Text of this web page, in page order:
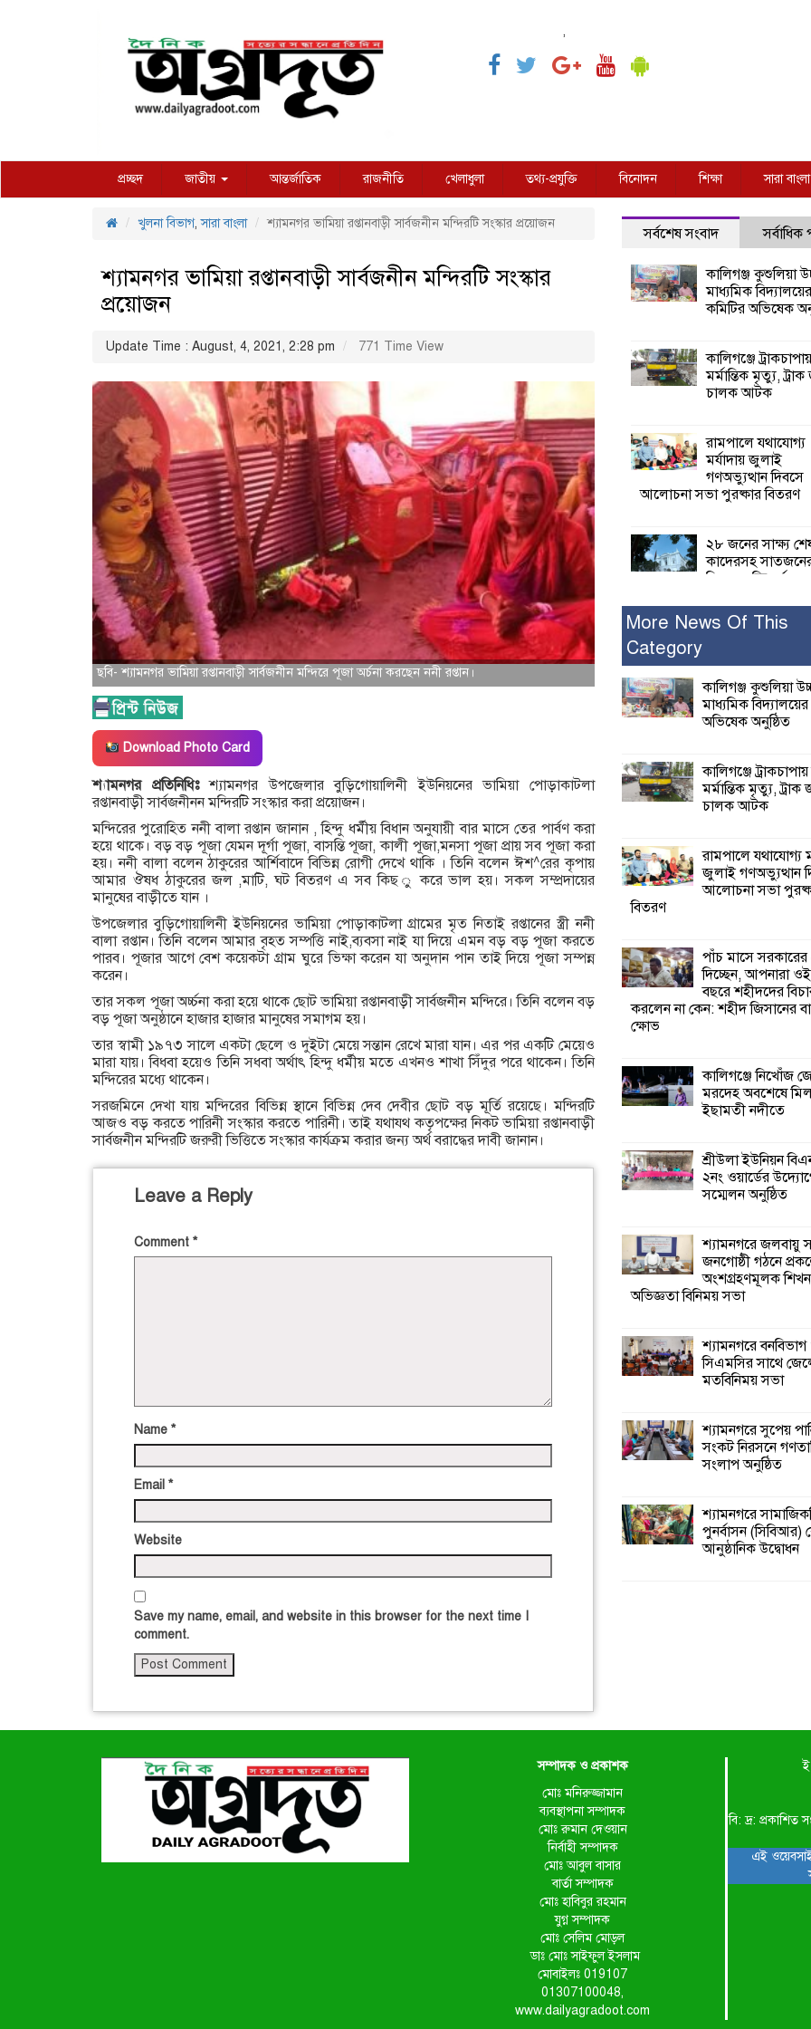
,
প্রচ্ছদ জাতীয় আন্তর্জাতিক রাজনীতি খেলাধুলা তথ্য-প্রযুক্তি বিনোদন শিক্ষা সারা বাংলা
খুলনা বিভাগ,সারা বাংলা শ্যামনগর ভামিয়া রপ্তানবাড়ী সার্বজনীন মন্দিরটি সংস্কার প্রয়োজন
শ্যামনগর ভামিয়া রপ্তানবাড়ী সার্বজনীন মন্দিরটি সংস্কার
প্রয়োজন
Update Time : August, 4, 2021, 2:28 pm 771 Time View
ছবি- শ্যামনগর ভামিয়া রপ্তানবাড়ী সার্বজনীন মন্দিরে পূজা অর্চনা করছেন ননী রপ্তান।
Download Photo Card
শ্যামনগর প্রতিনিধিঃশ্যামনগর উপজেলার বুড়িগোয়ালিনী ইউনিয়নের ভামিয়া পোড়াকাটলা
রপ্তানবাড়ী সার্বজনীনন মন্দিরটি সংস্কার করা প্রয়োজন।
মন্দিরের পুরোহিত ননী বালা রপ্তান জানান , হিন্দু ধর্মীয় বিধান অনুযায়ী বার মাসে তের পার্বণ করা
হয়ে থাকে। বড় বড় পূজা যেমন দূর্গা পূজা, বাসন্তি পূজা, কালী পূজা,মনসা পূজা প্রায় সব পূজা করা
হয়। ননী বালা বলেন ঠাকুরের আর্শিবাদে বিভিন্ন রোগী দেখে থাকি । তিনি বলেন ঈশ^রের কৃপায়
আমার ঔষধ ঠাকুরের জল ,মাটি, ঘট বিতরণ এ সব কিছ ু করে ভাল হয়। সকল সম্প্রদায়ের
মানুষের বাড়ীতে যান ।
উপজেলার বুড়িগোয়ালিনী ইউনিয়নের ভামিয়া পোড়াকাটলা গ্রামের মৃত নিতাই রপ্তানের স্ত্রী ননী
বালা রপ্তান। তিনি বলেন আমার বৃহত সম্পত্তি নাই,ব্যবসা নাই যা দিয়ে এমন বড় বড় পূজা করতে
পারব। পূজার আগে বেশ কয়েকটা গ্রাম ঘুরে ভিক্ষা করেন যা অনুদান পান তাই দিয়ে পূজা সম্পন্ন
করেন।
তার সকল পূজা অর্চ্চনা করা হয়ে থাকে ছোট ভামিয়া রপ্তানবাড়ী সার্বজনীন মন্দিরে। তিনি বলেন বড়
বড় পূজা অনুষ্ঠানে হাজার হাজার মানুষের সমাগম হয়।
তার স্বামী ১৯৭৩ সালে একটা ছেলে ও দুইটা মেয়ে সন্তান রেখে মারা যান। এর পর একটি মেয়েও
মারা যায়। বিধবা হয়েও তিনি সধবা অর্থাৎ হিন্দু ধর্মীয় মতে এখনও শাখা সিঁদুর পরে থাকেন। তিনি
মন্দিরের মধ্যে থাকেন।
সরজমিনে দেখা যায় মন্দিরের বিভিন্ন স্থানে বিভিন্ন দেব দেবীর ছোট বড় মূর্তি রয়েছে। মন্দিরটি
আজও বড় করতে পারিনী সংস্কার করতে পারিনী। তাই যথাযথ কতৃপক্ষের নিকট ভামিয়া রপ্তানবাড়ী
সার্বজনীন মন্দিরটি জরুরী ভিত্তিতে সংস্কার কার্যক্রম করার জন্য অর্থ বরাদ্ধের দাবী জানান।
Leave a Reply
Comment *
Name *
Email *
Website
Save my name, email, and website in this browser for the next time I
comment.
সর্বশেষ সংবাদ সর্বাধিক
কালিগঞ্জ কুশুলিয়া
মাধ্যমিক বিদ্যালয়ের
কমিটির অভিষেক
কালিগঞ্জে
মর্মান্তিক মৃত্যু,
চালক আটক
রামপালে যথাযোগ্য
মর্যাদায় জুলাই
গণঅভ্যুত্থান দিবসে
আলোচনা সভা পুরষ্কার বিতরণ
২৮ জনের সাক্ষ্য
কাদেরসহ
বিরুদ্ধে যুক্তিতর্ক
ক্ষতি করেছে
নুরুল হক নুর
পাঁচ মাসে সরকারের
বছরে শহীদদের
করলেন না কেন: শহীদ জিসানের
ক্ষোভ
কালিগঞ্জে নিখোঁজ
মরদেহ অবশেষে
ইছামতী নদীতে
২নং ওয়ার্ডের
কর্মী সম্মেলন
শ্যামনগরে জলবায়ু
শিখন ও অভিজ্ঞতা বিনিময় সভা
শ্যামনগরে বনবিভাগ
মতবিনিময় সভা
More News Of This
Category
কালিগঞ্জ কুশুলিয়া
মাধ্যমিক
অভিষেক অনুষ্ঠিত
কালিগঞ্জে
মর্মান্তিক মৃত্যু, ট্রাক
চালক আটক
রামপালে যথাযোগ্য
জুলাই গণঅভ্যুত্থান
আলোচনা সভা
বিতরণ
পাঁচ মাসে
দিচ্ছেন, আপনারা
বছরে শহীদদের
করলেন না কেন: শহীদ জিসানের
ক্ষোভ
কালিগঞ্জে নিখোঁজ
মরদেহ অবশেষে
ইছামতী নদীতে
শ্রীউলা ইউনিয়ন
২নং ওয়ার্ডের
সম্মেলন অনুষ্ঠিত
শ্যামনগরে জলবায়ু
জনগোষ্ঠী গঠনে
অংশগ্রহণমূলক
অভিজ্ঞতা বিনিময় সভা
শ্যামনগরে
সিএমসির সাথে
মতবিনিময় সভা
শ্যামনগরে সুপেয়
সংকট নিরসনে
সংলাপ অনুষ্ঠিত
শ্যামনগরে
পুনর্বাসন (সিবিআর)
আনুষ্ঠানিক উদ্বোধন
সম্পাদক ও প্রকাশক
মোঃ মনিরুজ্জামান
ব্যবস্থাপনা সম্পাদক
মোঃ রুমান দেওয়ান
নির্বাহী সম্পাদক
মোঃ আবুল বাসার
বার্তা সম্পাদক
মোঃ হাবিবুর রহমান
যুগ্ন সম্পাদক
মোঃ সেলিম মোড়ল
ডাঃ মোঃ সাইফুল ইসলাম
মোবাইলঃ 019107
01307100048,
www.dailyagradoot.com
বি: দ্র:
এই